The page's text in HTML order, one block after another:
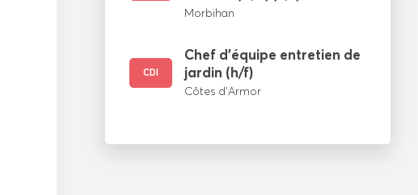
Morbihan
CDI
Chef d’équipe entretien de
jardin (h/f)
Côtes d’Armor